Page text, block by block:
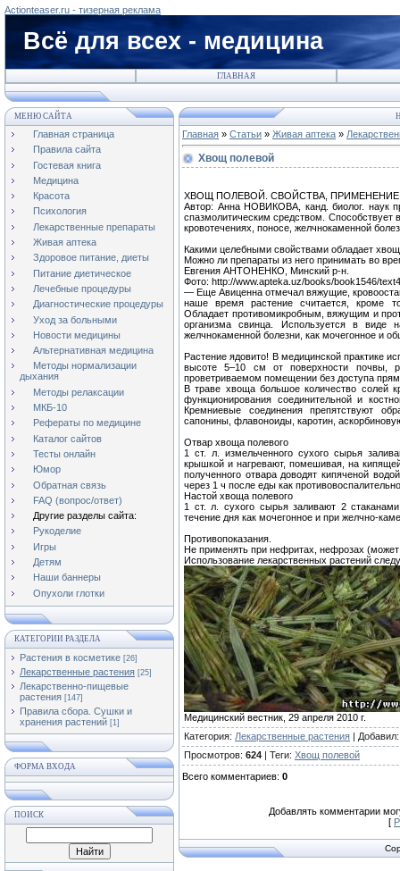
Actionteaser.ru - тизерная реклама
Всё для всех - медицина
ГЛАВНАЯ
МЕНЮ САЙТА
Главная страница
Правила сайта
Гостевая книга
Медицина
Красота
Психология
Лекарственные препараты
Живая аптека
Здоровое питание, диеты
Питание диетическое
Лечебные процедуры
Диагностические процедуры
Уход за больными
Новости медицины
Альтернативная медицина
Методы нормализации
дыхания
Методы релаксации
МКБ-10
Рефераты по медицине
Каталог сайтов
Тесты онлайн
Юмор
Обратная связь
FAQ (вопрос/ответ)
Другие разделы сайта:
Рукоделие
Игры
Детям
Наши баннеры
Опухоли глотки
КАТЕГОРИИ РАЗДЕЛА
Растения в косметике [26]
Лекарственные растения [25]
Лекарственно-пищевые
растения [147]
Правила сбора. Сушки и
хранения растений [1]
ФОРМА ВХОДА
ПОИСК
Главная » Статьи » Живая аптека »
Хвощ полевой
ХВОЩ ПОЛЕВОЙ. СВОЙСТВА,
Автор: Анна НОВИКОВА, канд. биолог. наук
спазмолитическим средством. Способствует
кровотечениях, поносе, желчнокаменной
Какими целебными свойствами обладает
Можно ли препараты из него принимать во
Евгения АНТОНЕНКО, Минский р-н.
Фото: http://www.apteka.uz/books/book1546/
— Еще Авиценна отмечал вяжущие,
наше время растение считается, кроме
Обладает противомикробным, вяжущим и
организма свинца. Используется в виде
желчнокаменной болезни, как мочегонное и
Растение ядовито! В медицинской практике
высоте 5–10 см от поверхности
проветриваемом помещении без доступа
В траве хвоща большое количество солей
функционирования соединительной и
Кремниевые соединения препятствуют
сапонины, флавоноиды, каротин,
Отвар хвоща полевого
1 ст. л. измельченного сухого сырья
крышкой и нагревают, помешивая, на
полученного отвара доводят кипяченой
через 1 ч после еды как
Настой хвоща полевого
1 ст. л. сухого сырья заливают 2
течение дня как мочегонное и при желчно-
Противопоказания.
Не применять при нефритах, нефрозах
Использование лекарственных растений
Медицинский вестник, 29 апреля 2010 г.
Категория: Лекарственные растения | Добавил
Просмотров: 624 | Теги: Хвощ полевой
Всего комментариев: 0
Добавлять комментарии
[